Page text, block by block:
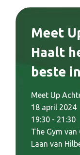
Meet
Haalt
beste
Meet Up
18 april 2024
19:30 - 21:30
The Gym
Laan van